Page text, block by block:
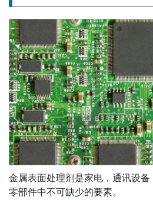
金属表面处理剂是家电，通讯设
零部件中不可缺少的要素。